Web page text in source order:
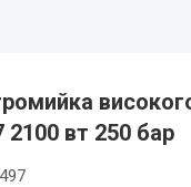
2100 вт 250 бар